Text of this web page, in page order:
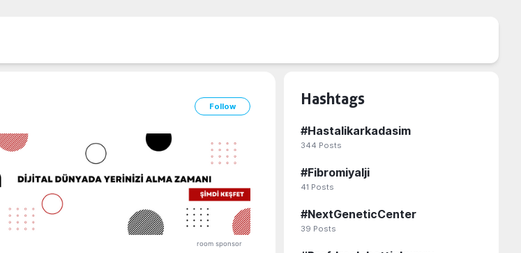
Follow
room sponsor
Hashtags
#Hastalikarkadasim
344 Posts
#Fibromiyalji
41 Posts
#NextGeneticCenter
39 Posts